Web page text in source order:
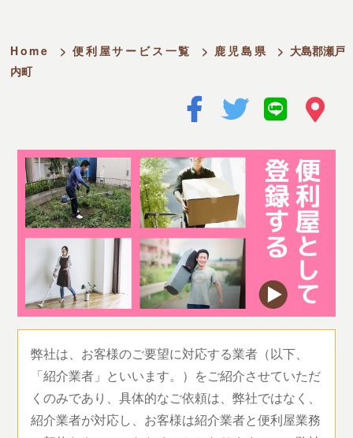
Home > 便利屋サービス一覧 > 鹿児島県 > 大島郡瀬戸
内町
弊社は、お客様のご要望に対応する業者（以下、
「紹介業者」といいます。）をご紹介させていただ
くのみであり、具体的なご依頼は、弊社ではなく、
紹介業者が対応し、お客様は紹介業者と便利屋業務